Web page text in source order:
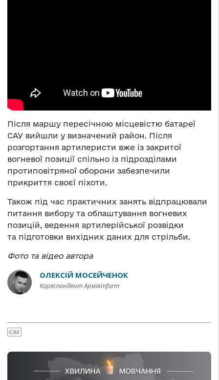
Після маршу пересічною місцевістю батареї
САУ вийшли у визначений район. Після
розгортання артилеристи вже із закритої
вогневої позиції спільно із підрозділами
протиповітряної оборони забезпечили
прикриття своєї піхоти.
Також під час практичних занять відпрацювали
питання вибору та облаштування вогневих
позицій, ведення артилерійської розвідки
та підготовки вихідних даних для стрільби.
Фото та відео автора
ОЛЕКСІЙ МОСЕЙЧЕНОК
Кореспондент АрміяInform
САУ